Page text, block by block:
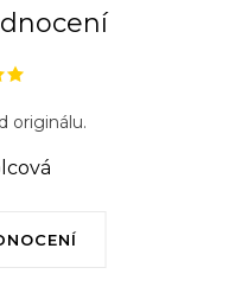
originálu.